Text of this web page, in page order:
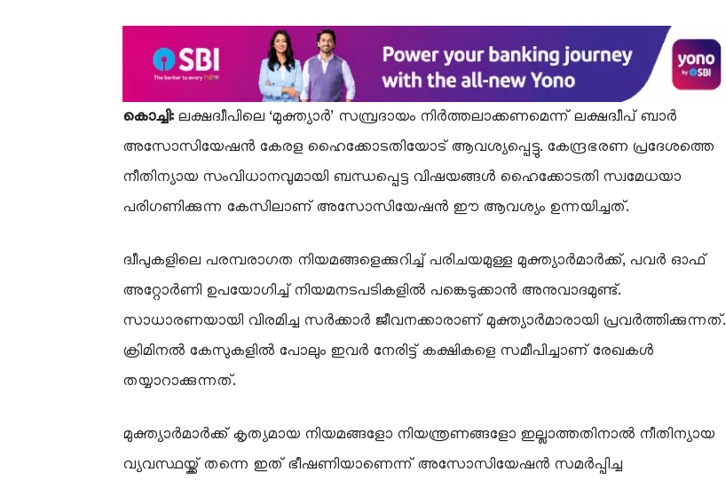
കൊച്ചി:ലക്ഷദ്വീപിലെ ‘മുക്ത്യാർ’ സമ്പ്രദായം നിർത്തലാക്കണമെന്ന് ലക്ഷദ്വീപ് ബാർ
അസോസിയേഷൻ കേരള ഹൈക്കോടതിയോട് ആവശ്യപ്പെട്ടു. കേന്ദ്രഭരണ പ്രദേശത്തെ
നീതിന്യായ സംവിധാനവുമായി ബന്ധപ്പെട്ട വിഷയങ്ങൾ ഹൈക്കോടതി സ്വമേധയാ
പരിഗണിക്കുന്ന കേസിലാണ് അസോസിയേഷൻ ഈ ആവശ്യം ഉന്നയിച്ചത്.
ദ്വീപുകളിലെ പരമ്പരാഗത നിയമങ്ങളെക്കുറിച്ച് പരിചയമുള്ള മുക്ത്യാർമാർക്ക്, പവർ ഓഫ്
അറ്റോർണി ഉപയോഗിച്ച് നിയമനടപടികളിൽ പങ്കെടുക്കാൻ അനുവാദമുണ്ട്.
സാധാരണയായി വിരമിച്ച സർക്കാർ ജീവനക്കാരാണ് മുക്ത്യാർമാരായി പ്രവർത്തിക്കുന്നത്.
ക്രിമിനൽ കേസുകളിൽ പോലും ഇവർ നേരിട്ട് കക്ഷികളെ സമീപിച്ചാണ് രേഖകൾ
തയ്യാറാക്കുന്നത്.
മുക്ത്യാർമാർക്ക് കൃത്യമായ നിയമങ്ങളോ നിയന്ത്രണങ്ങളോ ഇല്ലാത്തതിനാൽ നീതിന്യായ
വ്യവസ്ഥയ്ക്ക് തന്നെ ഇത് ഭീഷണിയാണെന്ന് അസോസിയേഷൻ സമർപ്പിച്ച